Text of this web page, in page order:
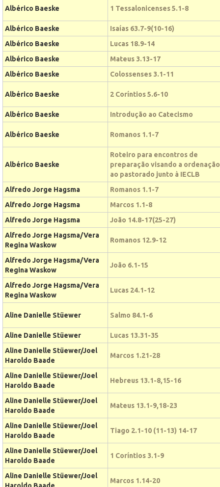
Albérico Baeske 1 Tessalonicenses 5.1-8
Albérico Baeske
Isaías 63.7-9(10-16)
Albérico Baeske
Lucas 18.9-14
Albérico Baeske
Mateus 3.13-17
Albérico Baeske
Colossenses 3.1-11
Albérico Baeske 2 Coríntios 5.6-10
Albérico Baeske Introdução ao Catecismo
Albérico Baeske Romanos 1.1-7
Albérico Baeske
Roteiro para encontros de
preparação visando a ordenação
ao pastorado junto à IECLB
Alfredo Jorge Hagsma
Romanos 1.1-7
Alfredo Jorge Hagsma
Marcos 1.1-8
Alfredo Jorge Hagsma
João 14.8-17(25-27)
Alfredo Jorge Hagsma/Vera
Regina Waskow
Romanos 12.9-12
Alfredo Jorge Hagsma/Vera
Regina Waskow
João 6.1-15
Alfredo Jorge Hagsma/Vera
Regina Waskow
Lucas 24.1-12
Aline Danielle Stüewer Salmo 84.1-6
Aline Danielle Stüewer
Lucas 13.31-35
Aline Danielle Stüewer/Joel
Haroldo Baade
Marcos 1.21-28
Aline Danielle Stüewer/Joel
Haroldo Baade
Hebreus 13.1-8,15-16
Aline Danielle Stüewer/Joel
Haroldo Baade
Mateus 13.1-9,18-23
Aline Danielle Stüewer/Joel
Haroldo Baade
Tiago 2.1-10 (11-13) 14-17
Aline Danielle Stüewer/Joel
Haroldo Baade
1 Coríntios 3.1-9
Aline Danielle Stüewer/Joel
Marcos 1.14-20